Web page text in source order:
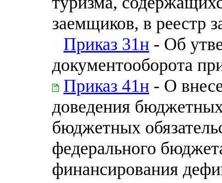
заемщиков, в реестр
Приказ 31н - Об
документооборота
Приказ 41н - О
доведения
бюджетных
федерального
финансирования